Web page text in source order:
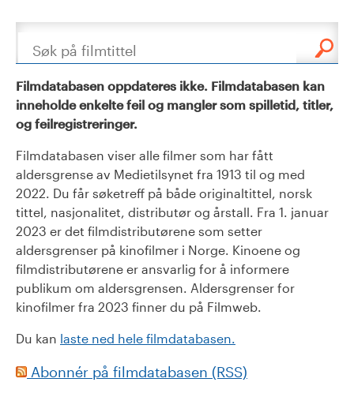
Søk
Filmdatabasen oppdateres ikke. Filmdatabasen kan
inneholde enkelte feil og mangler som spilletid, titler,
og feilregistreringer.
Filmdatabasen viser alle filmer som har fått
aldersgrense av Medietilsynet fra 1913 til og med
2022. Du får søketreff på både originaltittel, norsk
tittel, nasjonalitet, distributør og årstall. Fra 1. januar
2023 er det filmdistributørene som setter
aldersgrenser på kinofilmer i Norge. Kinoene og
filmdistributørene er ansvarlig for å informere
publikum om aldersgrensen. Aldersgrenser for
kinofilmer fra 2023 finner du på Filmweb.
Du kan laste ned hele filmdatabasen.
Abonnér på filmdatabasen (RSS)